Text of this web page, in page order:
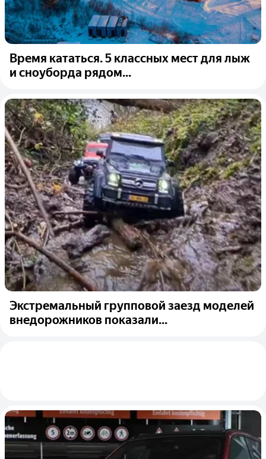
Время кататься. 5 классных мест для лыж
и сноуборда рядом...
Экстремальный групповой заезд моделей
внедорожников показали...